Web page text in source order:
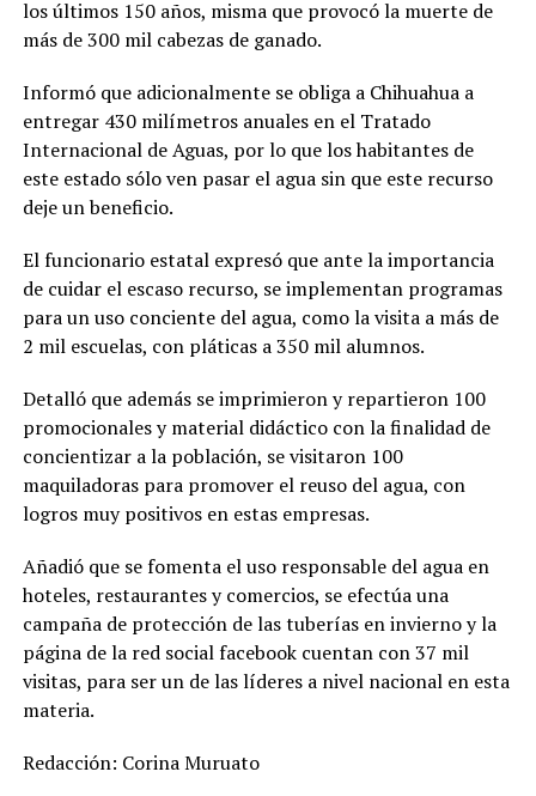
los últimos 150 años, misma que provocó la muerte de
más de 300 mil cabezas de ganado.
Informó que adicionalmente se obliga a Chihuahua a
entregar 430 milímetros anuales en el Tratado
Internacional de Aguas, por lo que los habitantes de
este estado sólo ven pasar el agua sin que este recurso
deje un beneficio.
El funcionario estatal expresó que ante la importancia
de cuidar el escaso recurso, se implementan programas
para un uso conciente del agua, como la visita a más de
2 mil escuelas, con pláticas a 350 mil alumnos.
Detalló que además se imprimieron y repartieron 100
promocionales y material didáctico con la finalidad de
concientizar a la población, se visitaron 100
maquiladoras para promover el reuso del agua, con
logros muy positivos en estas empresas.
Añadió que se fomenta el uso responsable del agua en
hoteles, restaurantes y comercios, se efectúa una
campaña de protección de las tuberías en invierno y la
página de la red social facebook cuentan con 37 mil
visitas, para ser un de las líderes a nivel nacional en esta
materia.
Redacción: Corina Muruato